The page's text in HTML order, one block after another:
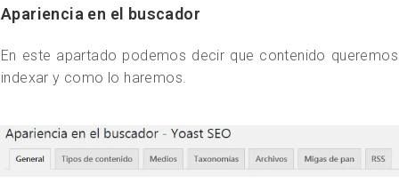
Apariencia en el buscador
En este apartado podemos decir que contenido queremos
indexar y como lo haremos.